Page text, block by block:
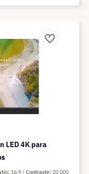
LED 4K para
16:9 Contraste 20.000